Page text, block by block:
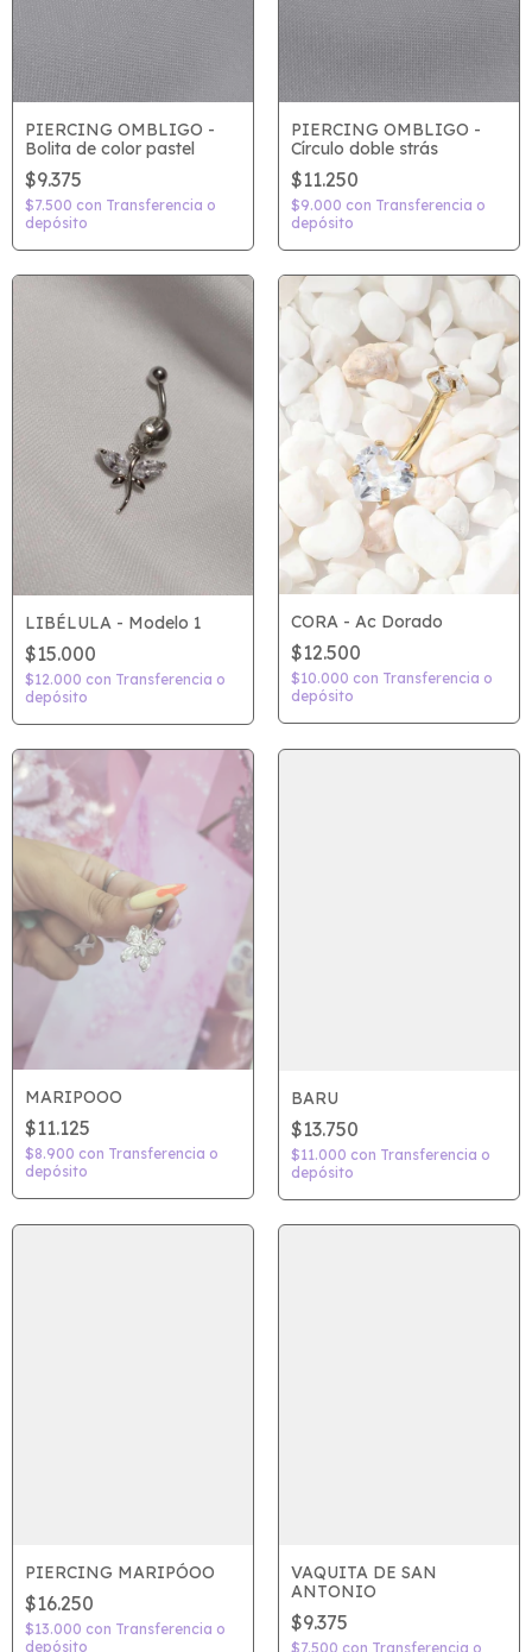
PIERCING OMBLIGO -
Bolita de color pastel
$9.375
$7.500 con Transferencia o
depósito
PIERCING OMBLIGO -
Círculo doble strás
$11.250
$9.000 con Transferencia o
depósito
LIBÉLULA - Modelo 1
$15.000
$12.000 con Transferencia o
depósito
CORA - Ac Dorado
$12.500
$10.000 con Transferencia o
depósito
MARIPOOO
$11.125
$8.900 con Transferencia o
depósito
BARU
$13.750
$11.000 con Transferencia o
depósito
PIERCING MARIPÓOO
$16.250
$13.000 con Transferencia o
depósito
VAQUITA DE SAN
ANTONIO
$9.375
$7.500 con Transferencia o